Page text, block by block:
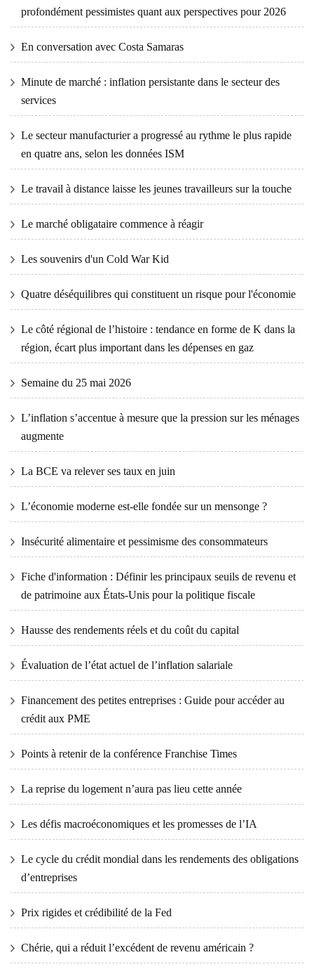
profondément pessimistes quant aux perspectives pour 2026
En conversation avec Costa Samaras
Minute de marché : inflation persistante dans le secteur des
services
Le secteur manufacturier a progressé au rythme le plus rapide
en quatre ans, selon les données ISM
Le travail à distance laisse les jeunes travailleurs sur la touche
Le marché obligataire commence à réagir
Les souvenirs d'un Cold War Kid
Quatre déséquilibres qui constituent un risque pour l'économie
Le côté régional de l’histoire : tendance en forme de K dans la
région, écart plus important dans les dépenses en gaz
Semaine du 25 mai 2026
L’inflation s’accentue à mesure que la pression sur les ménages
augmente
La BCE va relever ses taux en juin
L’économie moderne est-elle fondée sur un mensonge ?
Insécurité alimentaire et pessimisme des consommateurs
Fiche d'information : Définir les principaux seuils de revenu et
de patrimoine aux États-Unis pour la politique fiscale
Hausse des rendements réels et du coût du capital
Évaluation de l’état actuel de l’inflation salariale
Financement des petites entreprises : Guide pour accéder au
crédit aux PME
Points à retenir de la conférence Franchise Times
La reprise du logement n’aura pas lieu cette année
Les défis macroéconomiques et les promesses de l’IA
Le cycle du crédit mondial dans les rendements des obligations
d’entreprises
Prix ​​​​rigides et crédibilité de la Fed
Chérie, qui a réduit l’excédent de revenu américain ?